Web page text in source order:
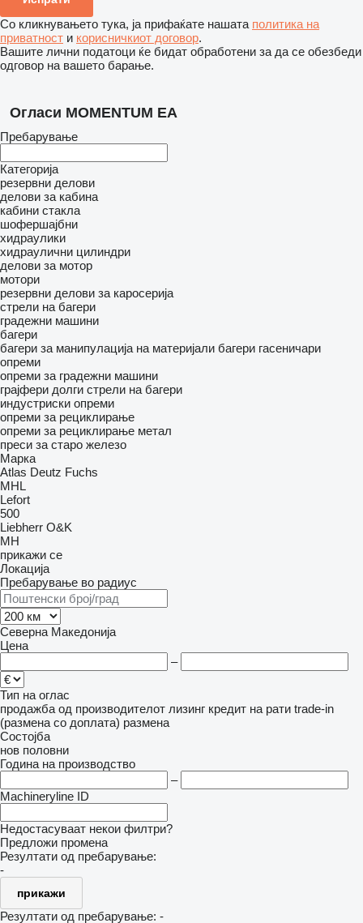
Со кликнувањето тука, ја прифаќате нашата политика на
приватност и корисничкиот договор.
Вашите лични податоци ќе бидат обработени за да се обезбеди
одговор на вашето барање.
Огласи MOMENTUM EA
Пребарување
Категорија
резервни делови
делови за кабина
кабини стакла
шофершајбни
хидраулики
хидраулични цилиндри
делови за мотор
мотори
резервни делови за каросерија
стрели на багери
градежни машини
багери
багери за манипулација на материјали багери гасеничари
опреми
опреми за градежни машини
грајфери долги стрели на багери
индустриски опреми
опреми за рециклирање
опреми за рециклирање метал
преси за старо железо
Марка
Atlas Deutz Fuchs
MHL
Lefort
500
Liebherr O&K
MH
прикажи се
Локација
Пребарување во радиус
Северна Македонија
Цена
–
Тип на оглас
продажба од производителот лизинг кредит на рати trade-in
(размена со доплата) размена
Состојба
нов половни
Година на производство
–
Machineryline ID
Недостасуваат некои филтри?
Предложи промена
Резултати од пребарување:
-
прикажи
Резултати од пребарување: -